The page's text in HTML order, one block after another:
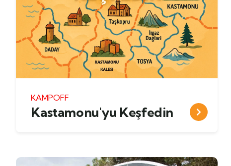
KAMPOFF
Kastamonu'yu Keşfedin